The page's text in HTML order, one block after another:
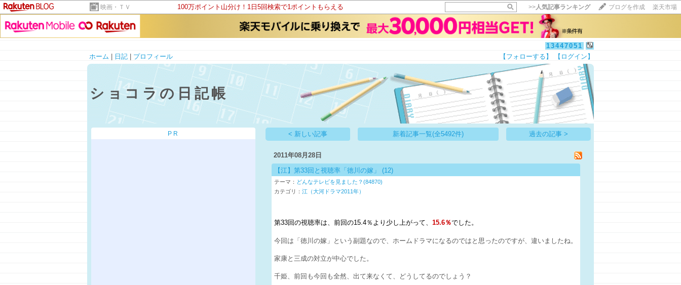
映画・ＴＶ 100万ポイント山分け！1日5回検索で1ポイントもらえる >>人気記事ランキング ブログを作成 楽天市場
13447051
ホーム
日記 プロフィール 【フォローする】 【ログイン】
ショコラの日記帳
15記事にいいね！で1ポイント
いいね!
PR < 新しい記事 新着記事一覧(全5492件) 過去の記事 >
2011年08月28日
【江】第33回と視聴率「徳川の嫁」
(12)
テーマ： どんなテレビを見ました？(84870)
カテゴリ：江（大河ドラマ2011年）
第33回の視聴率は、前回の15.4％より少し上がって、15.6％でした。
今回は「徳川の嫁」という副題なので、ホームドラマになるのではと思ったのですが、違いましたね。
家康と三成の対立が中心でした。
千姫、前回も今回も全然、出て来なくて、どうしてるのでしょう？